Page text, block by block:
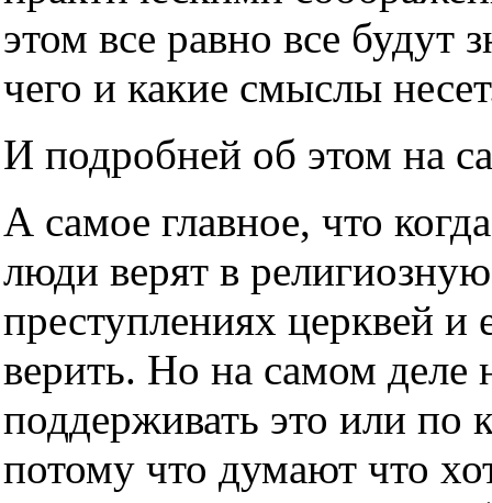
этом все равно все будут
чего и какие смыслы
И подробней об этом на
А самое главное, что
люди верят в
преступлениях церквей и
верить. Но на самом деле
поддерживать это или по
потому что думают что